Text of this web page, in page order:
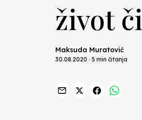
život
Maksuda Muratović
30.08.2020 · 5 min čitanja